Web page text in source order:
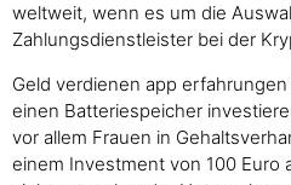
weltweit, wenn es um die
Zahlungsdienstleister bei der
Geld verdienen app
einen Batteriespeicher
vor allem Frauen in
einem Investment von 100 Euro